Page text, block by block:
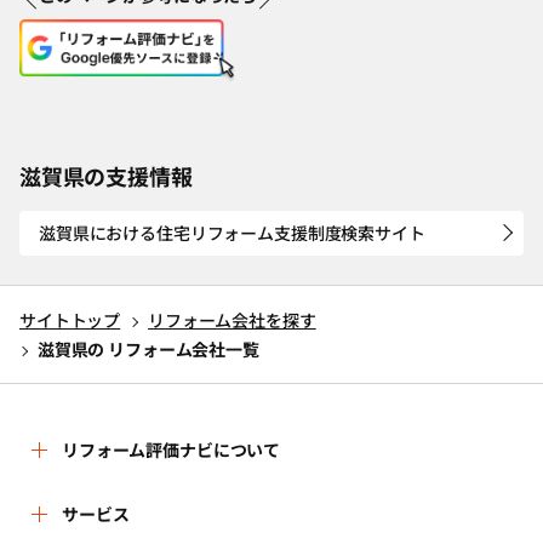
滋賀県の支援情報
滋賀県における住宅リフォーム支援制度検索サイト
サイトトップ
リフォーム会社を探す
滋賀県の リフォーム会社一覧
リフォーム評価ナビについて
リフォーム評価ナビとは
サービス